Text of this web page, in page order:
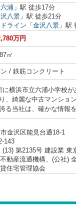
六浦 」駅 徒歩17分
八景 」駅 徒歩21分
ライン 「 金沢八景 」駅
万円
㎡
/ 鉄筋コンクリート
に横浜市立六浦小学校
、綺麗な中古マンショ
る当社は、確かな情報
金沢区能見台通18-1
143
(13) 第2135号 建設業
動産流通機構、(公社)
住宅管理協会